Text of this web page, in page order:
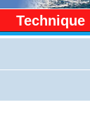
Technique